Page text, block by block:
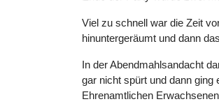
Viel zu schnell war die Zeit
hinuntergeräumt und dann
In der Abendmahlsandacht
gar nicht spürt und dann ging
Ehrenamtlichen